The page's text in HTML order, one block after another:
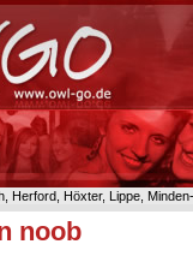
Herford, Höxter, Lippe,
noob